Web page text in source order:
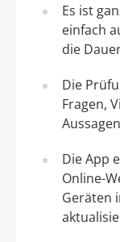
Es ist
einfach
die
Die
Fragen,
Die App
Online-
Geräten